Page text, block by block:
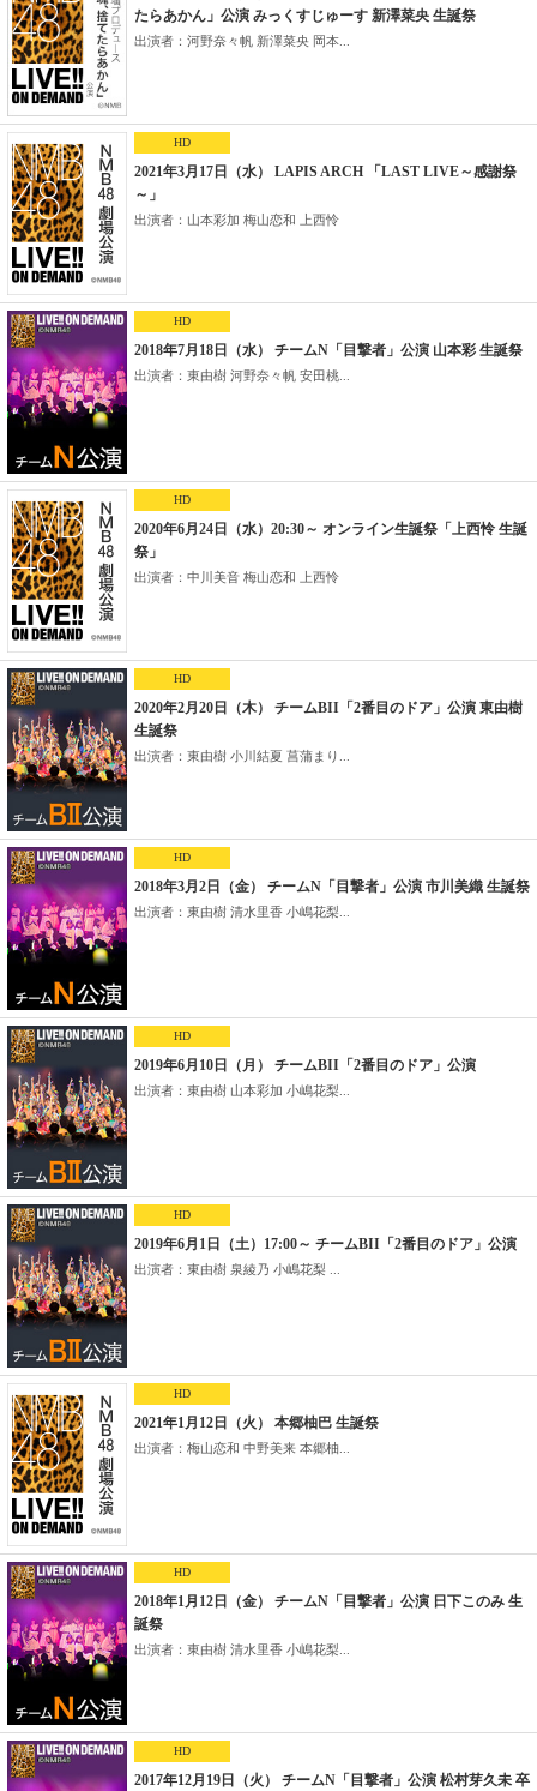
たらあかん」公演 みっくすじゅーす 新澤菜央 生誕祭
出演者：河野奈々帆 新澤菜央 岡本...
HD
2021年3月17日（水） LAPIS ARCH 「LAST LIVE～感謝祭
～」
出演者：山本彩加 梅山恋和 上西怜
HD
2018年7月18日（水） チームN「目撃者」公演 山本彩 生誕祭
出演者：東由樹 河野奈々帆 安田桃...
HD
2020年6月24日（水）20:30～ オンライン生誕祭「上西怜 生誕
祭」
出演者：中川美音 梅山恋和 上西怜
HD
2020年2月20日（木） チームBII「2番目のドア」公演 東由樹
生誕祭
出演者：東由樹 小川結夏 菖蒲まり...
HD
2018年3月2日（金） チームN「目撃者」公演 市川美織 生誕祭
出演者：東由樹 清水里香 小嶋花梨...
HD
2019年6月10日（月） チームBII「2番目のドア」公演
出演者：東由樹 山本彩加 小嶋花梨...
HD
2019年6月1日（土）17:00～ チームBII「2番目のドア」公演
出演者：東由樹 泉綾乃 小嶋花梨 ...
HD
2021年1月12日（火） 本郷柚巴 生誕祭
出演者：梅山恋和 中野美来 本郷柚...
HD
2018年1月12日（金） チームN「目撃者」公演 日下このみ 生
誕祭
出演者：東由樹 清水里香 小嶋花梨...
HD
2017年12月19日（火） チームN「目撃者」公演 松村芽久未 卒